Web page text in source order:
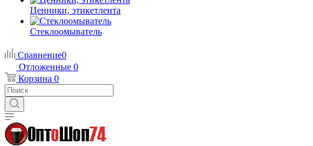
Ценники, этикетлента
Стеклоомыватель
Сравнение0
Отложенные 0
Корзина 0